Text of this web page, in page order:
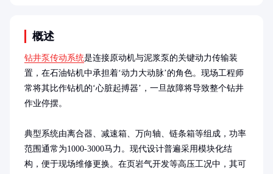
概述
钻井泵传动系统是连接原动机与泥浆泵的关键动力传输装
置，在石油钻机中承担着‘动力大动脉’的角色。现场工程师
常将其比作钻机的‘心脏起搏器’，一旦故障将导致整个钻井
作业停摆。
典型系统由离合器、减速箱、万向轴、链条箱等组成，功率
范围通常为1000-3000马力。现代设计普遍采用模块化结
构，便于现场维修更换。在页岩气开发等高压工况中，其可